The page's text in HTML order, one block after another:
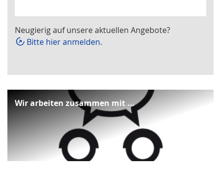
Neugierig auf unsere aktuellen Angebote?
Bitte hier anmelden.
Wir arbeiten zusammen mit ...